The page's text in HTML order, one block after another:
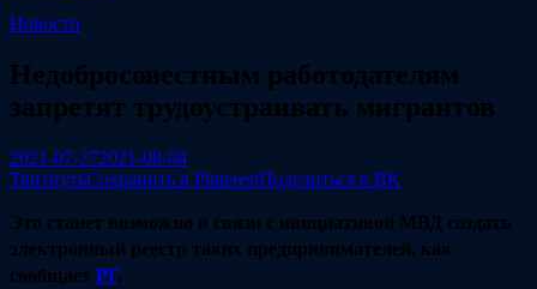
Новости
Недобросовестным работодателям
запретят трудоустраивать мигрантов
2021-07-272021-08-04
ТвитнутьСохранить в PinterestПоделиться в ВК
Это станет возможно в связи с инициативой МВД создать
электронный реестр таких предпринимателей, как
сообщает РГ.